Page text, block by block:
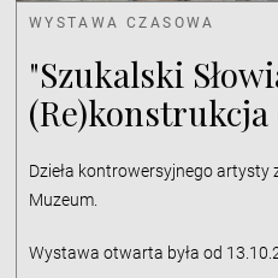
WYSTAWA CZASOWA
"Szukalski
Dzieła kontrowersyjnego
Muzeum.
Wystawa otwarta była od